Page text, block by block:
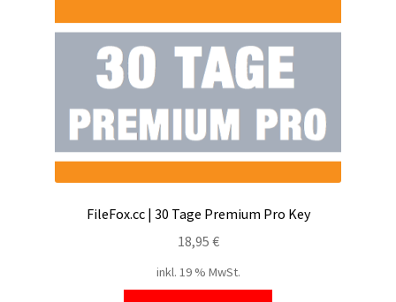
FileFox.cc | 30 Tage Premium Pro Key
18,95 €
inkl. 19 % MwSt.